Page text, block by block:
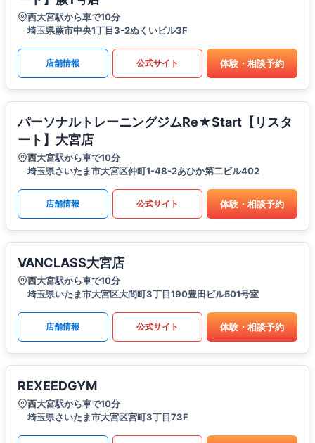
西大宮駅から車で10分
埼玉県蕨市中央1丁目3-2ぬくいビル3F
店舗情報 公式サイト 体験・相談予約
パーソナルトレーニングジムRe★Start【リスタ
ート】大宮店
西大宮駅から車で10分
埼玉県さいたま市大宮区仲町1-48-2あひか第二ビル402
店舗情報 公式サイト 体験・相談予約
VANCLASS大宮店
西大宮駅から車で10分
埼玉県いたま市大宮区大間町3丁目190豊田ビル501号室
店舗情報 公式サイト 体験・相談予約
REXEEDGYM
西大宮駅から車で10分
埼玉県さいたま市大宮区宮町3丁目73F